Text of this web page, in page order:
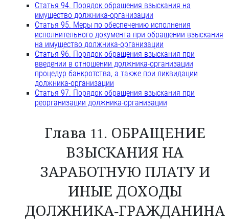
Статья 94. Порядок обращения взыскания на
имущество должника-организации
Статья 95. Меры по обеспечению исполнения
исполнительного документа при обращении взыскания
на имущество должника-организации
Статья 96. Порядок обращения взыскания при
введении в отношении должника-организации
процедур банкротства, а также при ликвидации
должника-организации
Статья 97. Порядок обращения взыскания при
реорганизации должника-организации
Глава 11. ОБРАЩЕНИЕ
ВЗЫСКАНИЯ НА
ЗАРАБОТНУЮ ПЛАТУ И
ИНЫЕ ДОХОДЫ
ДОЛЖНИКА-ГРАЖДАНИНА